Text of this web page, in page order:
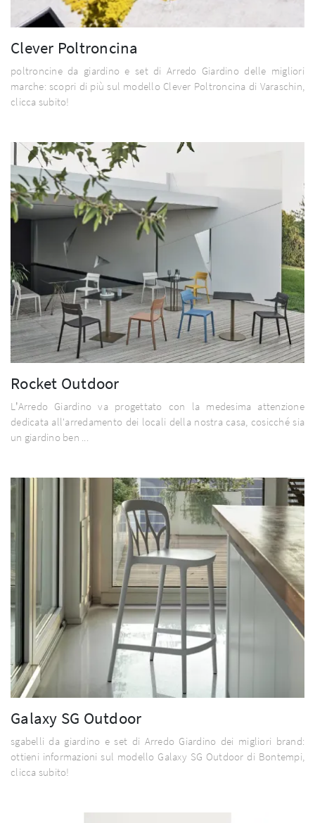
Clever Poltroncina
poltroncine da giardino e set di Arredo Giardino delle migliori
marche: scopri di più sul modello Clever Poltroncina di Varaschin,
clicca subito!
Rocket Outdoor
L’Arredo Giardino va progettato con la medesima attenzione
dedicata all'arredamento dei locali della nostra casa, cosicché sia
un giardino ben ...
Galaxy SG Outdoor
sgabelli da giardino e set di Arredo Giardino dei migliori brand:
ottieni informazioni sul modello Galaxy SG Outdoor di Bontempi,
clicca subito!